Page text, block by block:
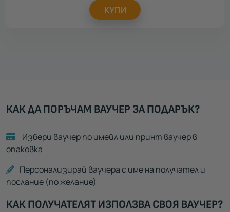
КУПИ
КАК ДА ПОРЪЧАМ ВАУЧЕР ЗА ПОДАРЪК?
Избери ваучер по имейл или принт ваучер в
опаковка
Персонализирай ваучера с име на получател и
послание (по желание)
КАК ПОЛУЧАТЕЛЯТ ИЗПОЛЗВА СВОЯ ВАУЧЕР?